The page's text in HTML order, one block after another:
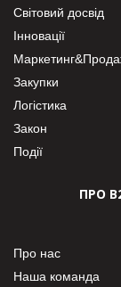
Світовий досвід
Інновації
Закупки
Логістика
Закон
Події
ПРО
Про нас
Наша команда